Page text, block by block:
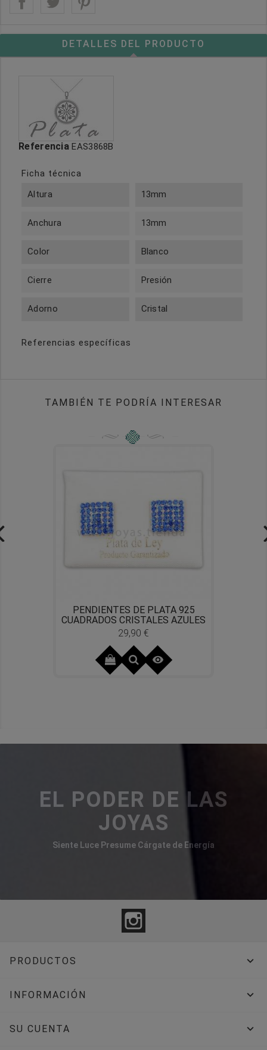
DETALLES DEL PRODUCTO
Referencia EAS3868B
Ficha técnica
Altura
13mm
Anchura 13mm
Color Blanco
Cierre Presión
Adorno Cristal
Referencias específicas
TAMBIÉN TE PODRÍA INTERESAR
PENDIENTES DE PLATA 925
CUADRADOS CRISTALES AZULES
Precio
29,90 €

EL PODER DE LAS
JOYAS
Siente Luce Presume Cárgate de Energía
PRODUCTOS 
INFORMACIÓN 
SU CUENTA 